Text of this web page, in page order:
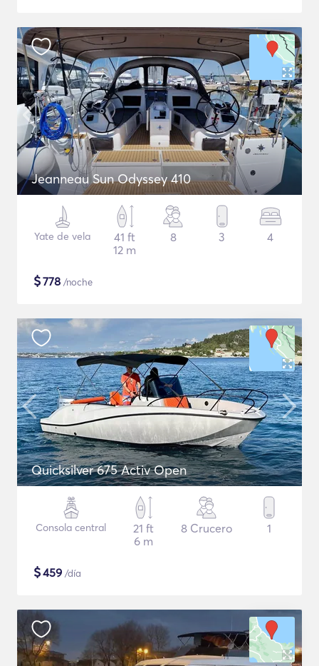
Jeanneau Sun Odyssey 410
Yate de vela
41 ft
12 m
8 3 4
$778 /noche
Quicksilver 675 Activ Open
Consola central
21 ft
6 m
8 Crucero 1
$459 /día